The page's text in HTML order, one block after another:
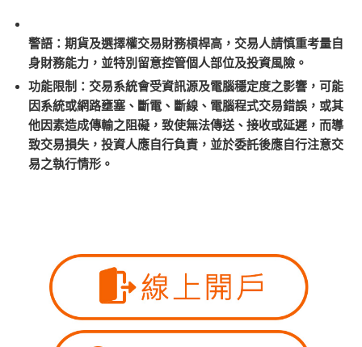
警語：期貨及選擇權交易財務槓桿高，交易人請慎重考量自
身財務能力，並特別留意控管個人部位及投資風險。
功能限制：交易系統會受資訊源及電腦穩定度之影響，可能
因系統或網路壅塞、斷電、斷線、電腦程式交易錯誤，或其
他因素造成傳輸之阻礙，致使無法傳送、接收或延遲，而導
致交易損失，投資人應自行負責，並於委託後應自行注意交
易之執行情形。